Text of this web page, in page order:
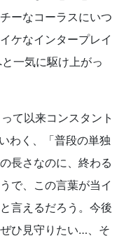
ーなコーラスにいつ
ケなインタープレイ
一気に駆け上がっ
て以来コンスタント
わく、「普段の単独
長さなのに、終わる
で、この言葉が当イ
言えるだろう。今後
ひ見守りたい…、そ